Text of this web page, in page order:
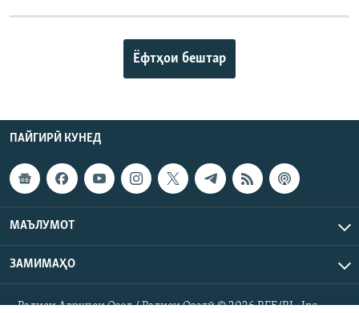
Ёфтҳои бештар
ПАЙГИРӢ КУНЕД
МАЪЛУМОТ
ЗАМИМАҲО
Радиои Аврупои Озод / Радиои Озодӣ © 2026 RFE/RL. Inc.